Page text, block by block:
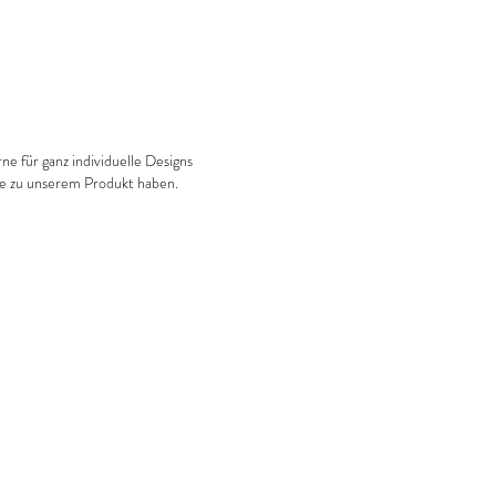
für ganz individuelle Designs
zu unserem Produkt haben.